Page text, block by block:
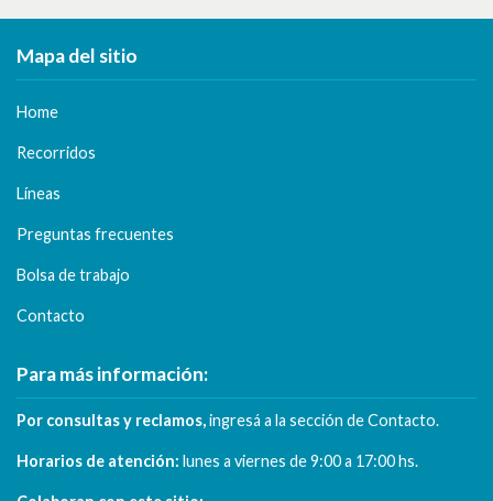
Mapa del sitio
Home
Recorridos
Líneas
Preguntas frecuentes
Bolsa de trabajo
Contacto
Para más información:
Por consultas y reclamos,ingresá a la sección deContacto.
Horarios de atención: lunes a viernes de9:00 a 17:00 hs.